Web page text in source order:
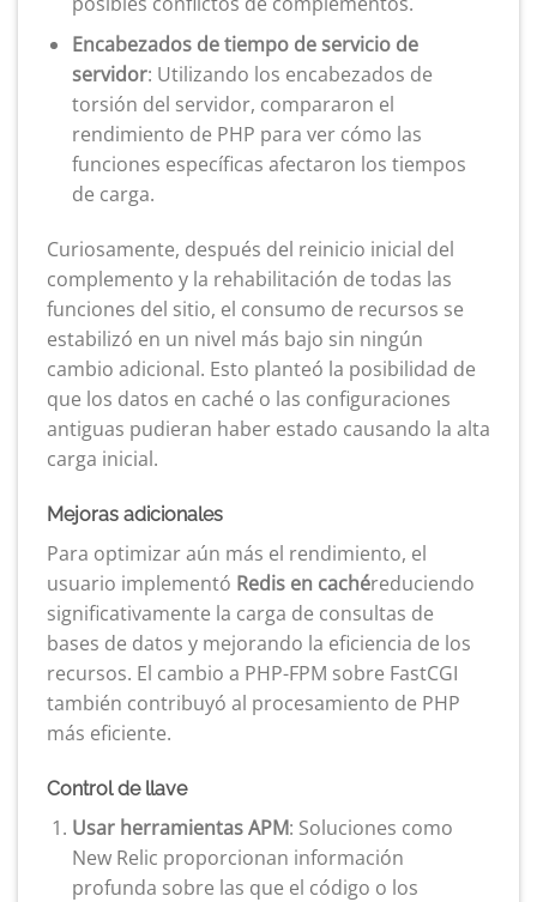
Encabezados de tiempo de servicio de
servidor: Utilizando los encabezados de
torsión del servidor, compararon el
rendimiento de PHP para ver cómo las
funciones específicas afectaron los tiempos
de carga.
Curiosamente, después del reinicio inicial del
complemento y la rehabilitación de todas las
funciones del sitio, el consumo de recursos se
estabilizó en un nivel más bajo sin ningún
cambio adicional. Esto planteó la posibilidad de
que los datos en caché o las configuraciones
antiguas pudieran haber estado causando la alta
carga inicial.
Mejoras adicionales
Para optimizar aún más el rendimiento, el
usuario implementó Redis en cachéreduciendo
significativamente la carga de consultas de
bases de datos y mejorando la eficiencia de los
recursos. El cambio a PHP-FPM sobre FastCGI
también contribuyó al procesamiento de PHP
más eficiente.
Control de llave
Usar herramientas APM: Soluciones como
New Relic proporcionan información
profunda sobre las que el código o los